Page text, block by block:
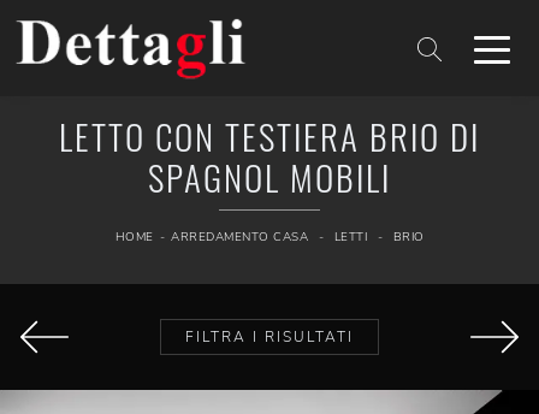
LETTO CON TESTIERA BRIO DI
SPAGNOL MOBILI
HOME - ARREDAMENTO CASA - LETTI - BRIO
FILTRA I RISULTATI